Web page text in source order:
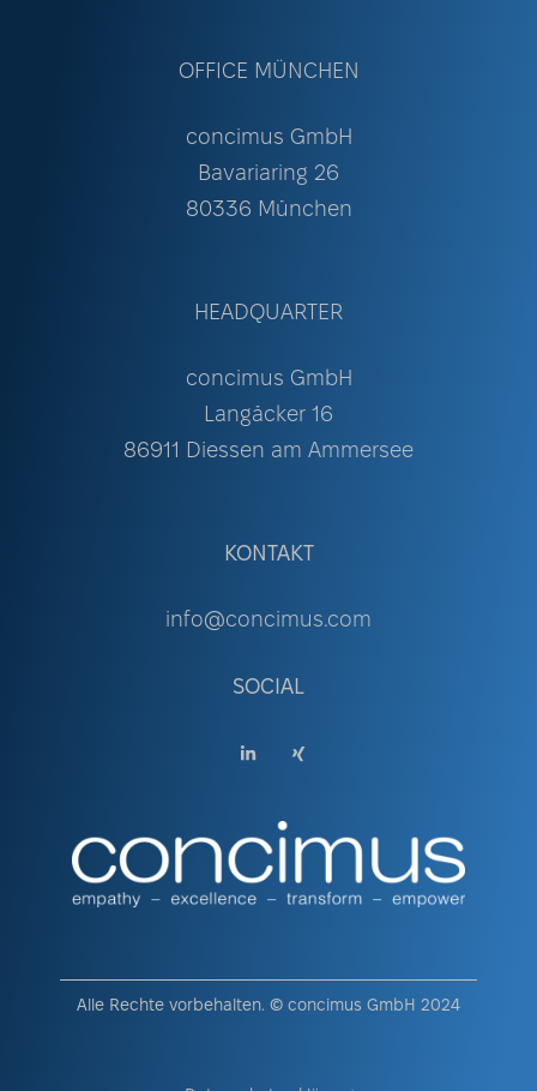
OFFICE MÜNCHEN
concimus GmbH
Bavariaring 26
80336 München
HEADQUARTER
concimus GmbH
Langäcker 16
86911 Diessen am Ammersee
KONTAKT
info@concimus.com
SOCIAL
Alle Rechte vorbehalten. © concimus GmbH 2024